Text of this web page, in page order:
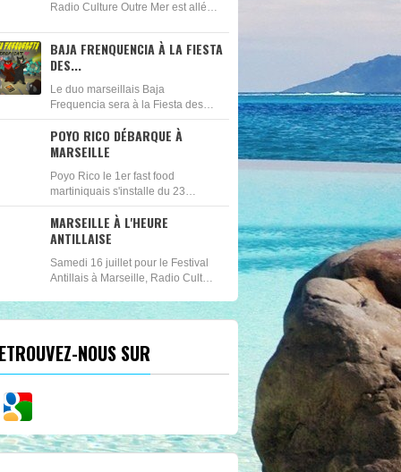
Radio Culture Outre Mer est allé à
docks le vendredi 21 octobre. Ce...
BAJA FRENQUENCIA À LA FIESTA
DES...
Le duo marseillais Baja
Frequencia sera à la Fiesta des
Suds le vendredi 21 octobre au
Dock des Suds. Véritables
alchministes musicaux, Baja
rythmes...
POYO RICO DÉBARQUE À
MARSEILLE
Poyo Rico le 1er fast food
martiniquais s'installe du 23
septembre au 3 octobre à la foire
internationale de Marseille. Née il
y a deux ans sur la commune du
MARSEILLE À L'HEURE
ANTILLAISE
Samedi 16 juillet pour le Festival
Antillais à Marseille, Radio Culture
coté du parc du grand séminaire,
à la rencontre des acteurs de...
NOUS SUR